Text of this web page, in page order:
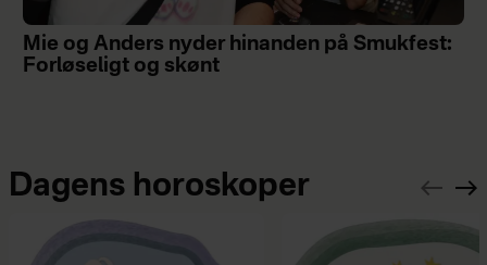
Mie og Anders nyder hinanden på Smukfest:
Forløseligt og skønt
Dagens horoskoper